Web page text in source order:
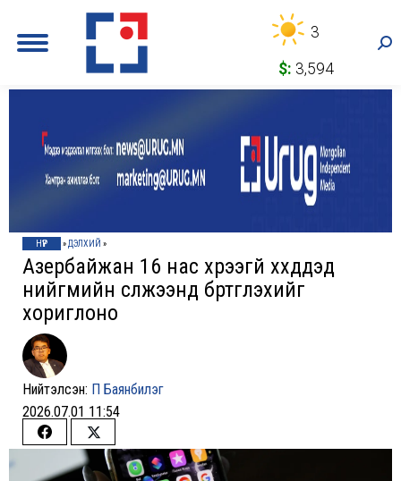
3
$: 3,594
НҮҮР »ДЭЛХИЙ »
Азербайжан 16 нас хүрээгүй хүүхдүүдэд
нийгмийн сүлжээнд бүртгүүлэхийг
хориглоно
Нийтэлсэн: П Баянбилэг
2026.07.01 11:54
Share
on
Share
on